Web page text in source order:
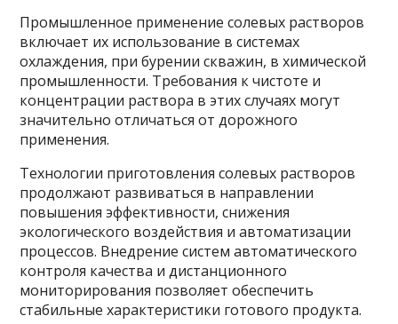
Промышленное применение солевых растворов
включает их использование в системах
охлаждения, при бурении скважин, в химической
промышленности. Требования к чистоте и
концентрации раствора в этих случаях могут
значительно отличаться от дорожного
применения.
Технологии приготовления солевых растворов
продолжают развиваться в направлении
повышения эффективности, снижения
экологического воздействия и автоматизации
процессов. Внедрение систем автоматического
контроля качества и дистанционного
мониторирования позволяет обеспечить
стабильные характеристики готового продукта.